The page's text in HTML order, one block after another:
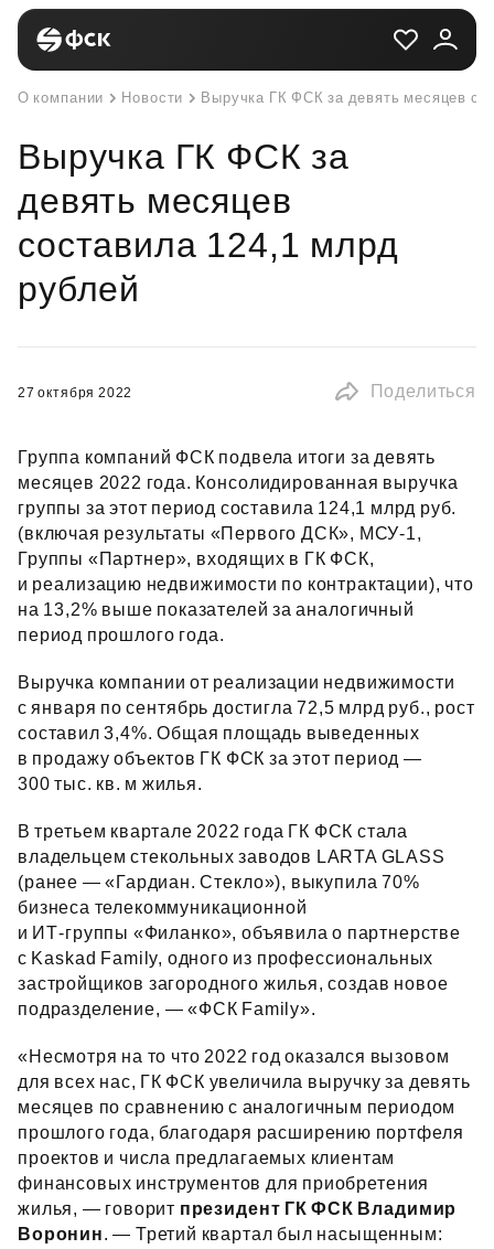
О компании Новости Выручка ГК ФСК за девять месяцев
Выручка ГК ФСК за
девять месяцев
составила 124,1 млрд
рублей
27 октября 2022 Поделиться
Группа компаний ФСК подвела итоги за девять
месяцев 2022 года. Консолидированная выручка
группы за этот период составила 124,1 млрд руб.
(включая результаты «Первого ДСК», МСУ‑1,
Группы «Партнер», входящих в ГК ФСК,
и реализацию недвижимости по контрактации), что
на 13,2% выше показателей за аналогичный
период прошлого года.
Выручка компании от реализации недвижимости
с января по сентябрь достигла 72,5 млрд руб., рост
составил 3,4%. Общая площадь выведенных
в продажу объектов ГК ФСК за этот период —
300 тыс. кв. м жилья.
В третьем квартале 2022 года ГК ФСК стала
владельцем стекольных заводов LARTA GLASS
(ранее — «Гардиан. Стекло»), выкупила 70%
бизнеса телекоммуникационной
и ИТ‑группы «Филанко», объявила о партнерстве
с Kaskad Family, одного из профессиональных
застройщиков загородного жилья, создав новое
подразделение, — «ФСК Family».
«Несмотря на то что 2022 год оказался вызовом
для всех нас, ГК ФСК увеличила выручку за девять
месяцев по сравнению с аналогичным периодом
прошлого года, благодаря расширению портфеля
проектов и числа предлагаемых клиентам
финансовых инструментов для приобретения
жилья, — говорит президент ГК ФСК Владимир
Воронин. — Третий квартал был насыщенным: